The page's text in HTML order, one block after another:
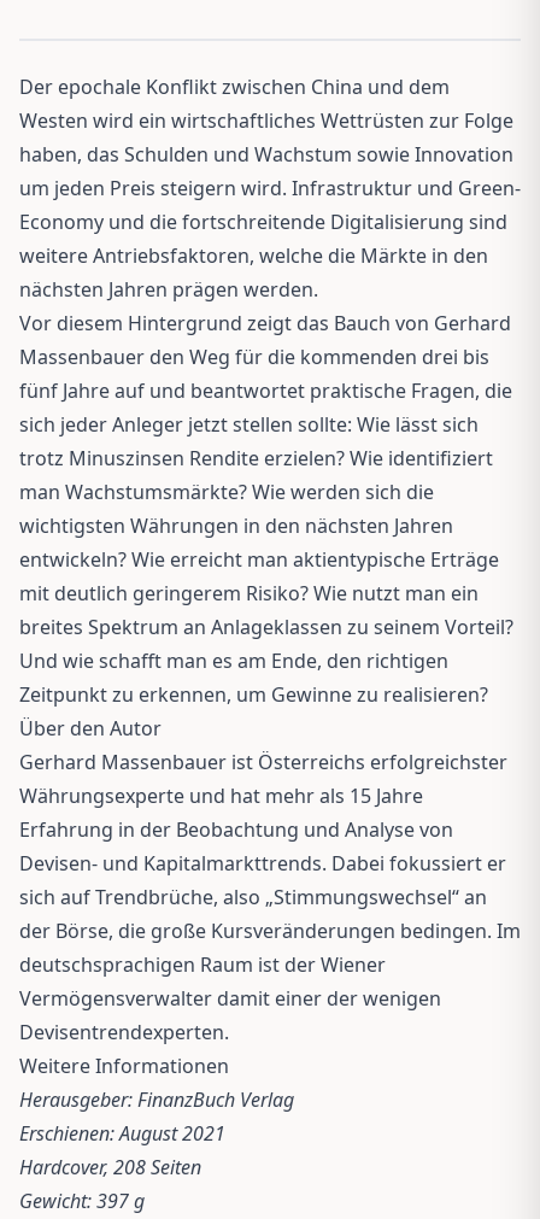
Der epochale Konflikt zwischen China und dem
Westen wird ein wirtschaftliches Wettrüsten zur Folge
haben, das Schulden und Wachstum sowie Innovation
um jeden Preis steigern wird. Infrastruktur und Green-
Economy und die fortschreitende Digitalisierung sind
weitere Antriebsfaktoren, welche die Märkte in den
nächsten Jahren prägen werden.
Vor diesem Hintergrund zeigt das Bauch von Gerhard
Massenbauer den Weg für die kommenden drei bis
fünf Jahre auf und beantwortet praktische Fragen, die
sich jeder Anleger jetzt stellen sollte: Wie lässt sich
trotz Minuszinsen Rendite erzielen? Wie identifiziert
man Wachstumsmärkte? Wie werden sich die
wichtigsten Währungen in den nächsten Jahren
entwickeln? Wie erreicht man aktientypische Erträge
mit deutlich geringerem Risiko? Wie nutzt man ein
breites Spektrum an Anlageklassen zu seinem Vorteil?
Und wie schafft man es am Ende, den richtigen
Zeitpunkt zu erkennen, um Gewinne zu realisieren?
Über den Autor
Gerhard Massenbauer ist Österreichs erfolgreichster
Währungsexperte und hat mehr als 15 Jahre
Erfahrung in der Beobachtung und Analyse von
Devisen- und Kapitalmarkttrends. Dabei fokussiert er
sich auf Trendbrüche, also „Stimmungswechsel“ an
der Börse, die große Kursveränderungen bedingen. Im
deutschsprachigen Raum ist der Wiener
Vermögensverwalter damit einer der wenigen
Devisentrendexperten.
Weitere Informationen
Herausgeber: FinanzBuch Verlag
Erschienen: August 2021
Hardcover, 208 Seiten
Gewicht: 397 g